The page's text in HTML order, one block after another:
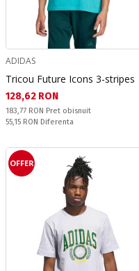
ADIDAS
Tricou Future Icons 3-stripes
Текуща цена:
128,62 RON
Pret obisnuit:
183,77 RON Pret obisnuit
Спестявате:
55,15 RON Diferenta
OFFER